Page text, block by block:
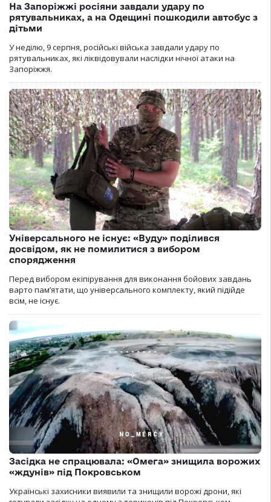
На Запоріжжі росіяни завдали удару по
рятувальниках, а на Одещині пошкодили автобус з
дітьми
У неділю, 9 серпня, російські війська завдали удару по
рятувальниках, які ліквідовували наслідки нічної атаки на
Запоріжжя.
Універсального не існує: «Вуду» поділився
досвідом, як не помилитися з вибором
спорядження
Перед вибором екіпірування для виконання бойових завдань
варто пам’ятати, що універсального комплекту, який підійде
всім, не існує.
Засідка не спрацювала: «Омега» знищила ворожих
«ждунів» під Покровськом
Українські захисники виявили та знищили ворожі дрони, які